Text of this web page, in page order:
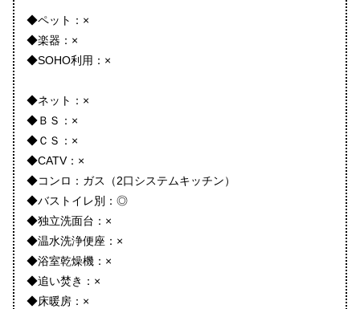
◆ペット：×
◆楽器：×
◆SOHO利用：×
◆ネット：×
◆ＢＳ：×
◆ＣＳ：×
◆CATV：×
◆コンロ：ガス（2口システムキッチン）
◆バストイレ別：◎
◆独立洗面台：×
◆温水洗浄便座：×
◆浴室乾燥機：×
◆追い焚き：×
◆床暖房：×